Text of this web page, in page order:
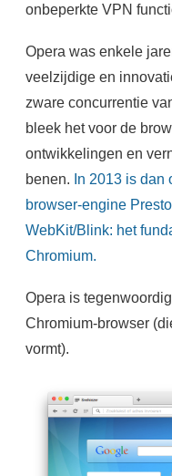
onbeperkte VPN
Opera was enkele
veelzijdige en
zware concurrentie
bleek het voor de
ontwikkelingen en
benen. In 2013 is dan
browser-engine
WebKit/Blink: het
Chromium.
Opera is
Chromium-browser
vormt).